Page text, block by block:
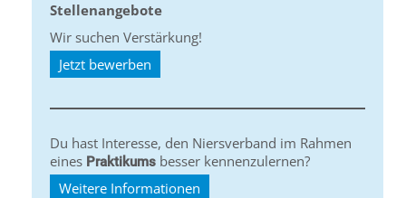
Stellenangebote
Wir suchen Verstärkung!
Jetzt bewerben
Du hast Interesse, den Niersverband im Rahmen
eines Praktikums besser kennenzulernen?
Weitere Informationen